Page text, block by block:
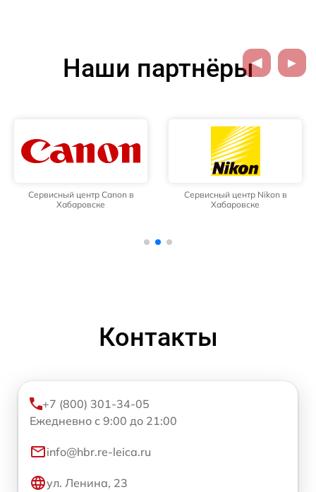
Наши партнёры
Сервисный центр Canon в
Хабаровске
Сервисный центр Nikon в
Хабаровске
Контакты
+7 (800) 301-34-05
Ежедневно с 9:00 до 21:00
info@hbr.re-leica.ru
ул. Ленина, 23